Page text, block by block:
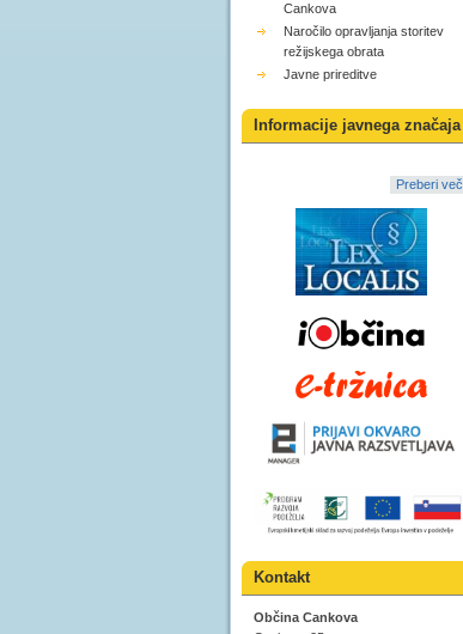
Cankova
Naročilo opravljanja storitev
režijskega obrata
Javne prireditve
Informacije javnega značaja
Preberi več
Kontakt
Občina Cankova